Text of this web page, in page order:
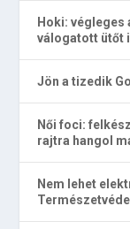
Hoki: végleges
válogatott ütőt
Jön a tizedik
Női foci:
rajtra hangol
Nem lehet